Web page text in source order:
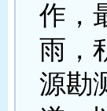
作，
雨，
源勘